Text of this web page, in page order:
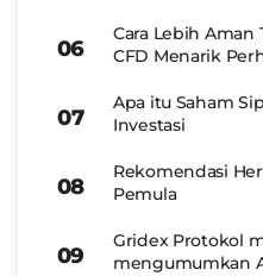
Cara Lebih
CFD Menarik
Apa itu Saham
Investasi
Rekomendasi
Pemula
Gridex Protokol
mengumumkan